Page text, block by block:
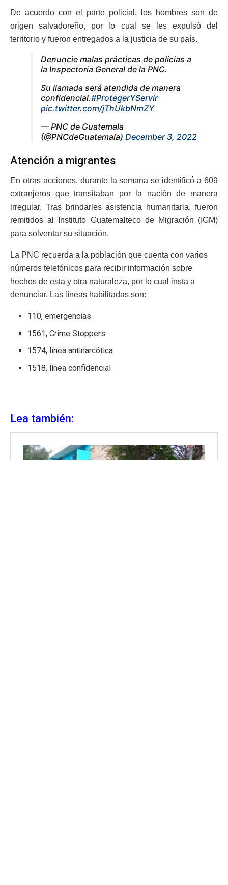
De acuerdo con el parte policial, los hombres son de
origen salvadoreño, por lo cual se les expulsó del
territorio y fueron entregados a la justicia de su país.
Denuncie malas prácticas de policías a
la Inspectoría General de la PNC.
Su llamada será atendida de manera
confidencial.#ProtegerYServir
pic.twitter.com/jThUkbNmZY
— PNC de Guatemala
(@PNCdeGuatemala) December 3, 2022
Atención a migrantes
En otras acciones, durante la semana se identificó a 609
extranjeros que transitaban por la nación de manera
irregular. Tras brindarles asistencia humanitaria, fueron
remitidos al Instituto Guatemalteco de Migración (IGM)
para solventar su situación.
La PNC recuerda a la población que cuenta con varios
números telefónicos para recibir información sobre
hechos de esta y otra naturaleza, por lo cual insta a
denunciar. Las líneas habilitadas son:
110, emergencias
1561, Crime Stoppers
1574, línea antinarcótica
1518, línea confidencial
Lea también: